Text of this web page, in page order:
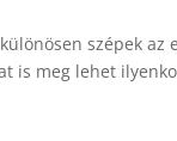
szépek az
is meg lehet